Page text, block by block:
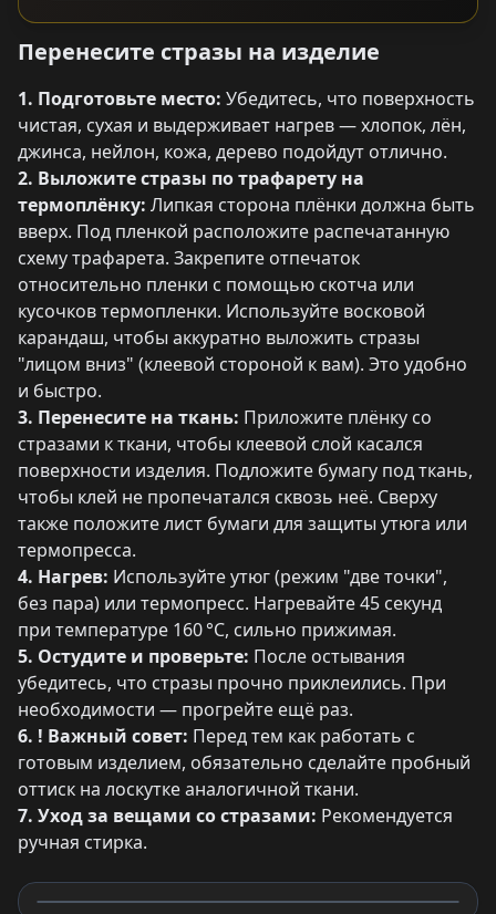
Перенесите стразы на изделие
1. Подготовьте место: Убедитесь, что поверхность
чистая, сухая и выдерживает нагрев — хлопок, лён,
джинса, нейлон, кожа, дерево подойдут отлично.
2. Выложите стразы по трафарету на
термоплёнку: Липкая сторона плёнки должна быть
вверх. Под пленкой расположите распечатанную
схему трафарета. Закрепите отпечаток
относительно пленки с помощью скотча или
кусочков термопленки. Используйте восковой
карандаш, чтобы аккуратно выложить стразы
"лицом вниз" (клеевой стороной к вам). Это удобно
и быстро.
3. Перенесите на ткань: Приложите плёнку со
стразами к ткани, чтобы клеевой слой касался
поверхности изделия. Подложите бумагу под ткань,
чтобы клей не пропечатался сквозь неё. Сверху
также положите лист бумаги для защиты утюга или
термопресса.
4. Нагрев: Используйте утюг (режим "две точки",
без пара) или термопресс. Нагревайте 45 секунд
при температуре 160 °C, сильно прижимая.
5. Остудите и проверьте: После остывания
убедитесь, что стразы прочно приклеились. При
необходимости — прогрейте ещё раз.
6. ! Важный совет: Перед тем как работать с
готовым изделием, обязательно сделайте пробный
оттиск на лоскутке аналогичной ткани.
7. Уход за вещами со стразами: Рекомендуется
ручная стирка.